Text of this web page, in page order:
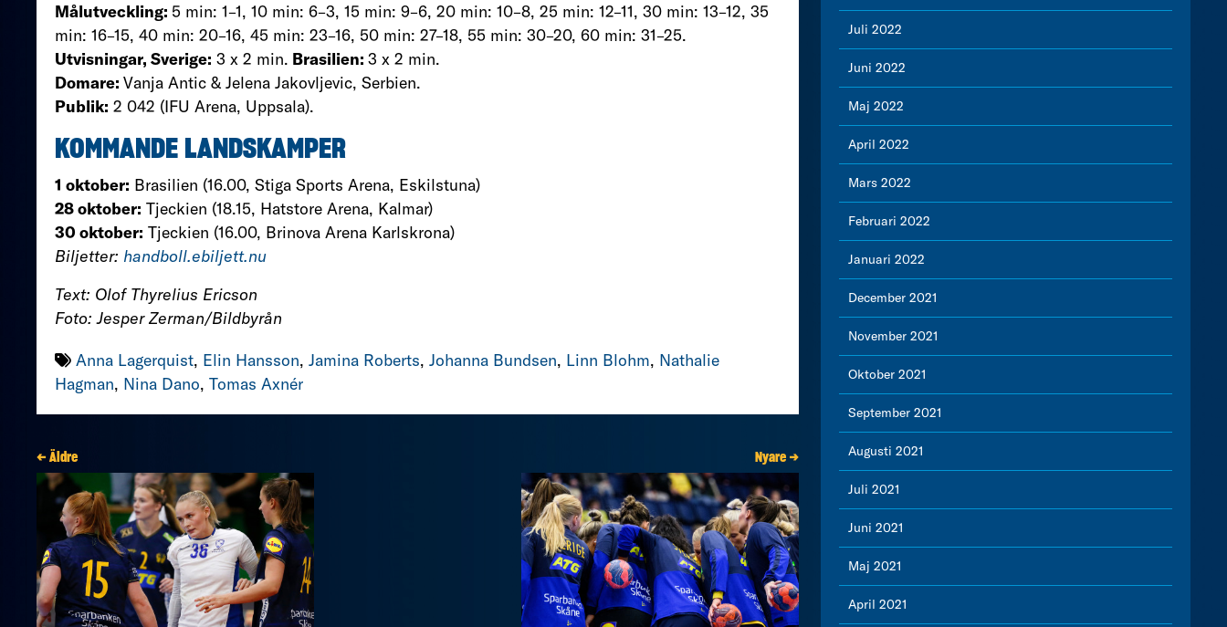
Målutveckling: 5 min: 1–1, 10 min: 6–3, 15 min: 9–6, 20 min: 10–8, 25 min: 12–11, 30 min: 13–12, 35
min: 16–15, 40 min: 20–16, 45 min: 23–16, 50 min: 27–18, 55 min: 30–20, 60 min: 31–25.
Utvisningar, Sverige: 3 x 2 min. Brasilien: 3 x 2 min.
Domare: Vanja Antic & Jelena Jakovljevic, Serbien.
Publik: 2 042 (IFU Arena, Uppsala).
KOMMANDE LANDSKAMPER
1 oktober: Brasilien (16.00, Stiga Sports Arena, Eskilstuna)
28 oktober: Tjeckien (18.15, Hatstore Arena, Kalmar)
30 oktober: Tjeckien (16.00, Brinova Arena Karlskrona)
Biljetter: handboll.ebiljett.nu
Text: Olof Thyrelius Ericson
Foto: Jesper Zerman/Bildbyrån
Anna Lagerquist, Elin Hansson, Jamina Roberts, Johanna Bundsen, Linn Blohm, Nathalie
Hagman, Nina Dano, Tomas Axnér
← Äldre Nyare →
Juli 2022
Juni 2022
Maj 2022
April 2022
Mars 2022
Februari 2022
Januari 2022
December 2021
November 2021
Oktober 2021
September 2021
Augusti 2021
Juli 2021
Juni 2021
Maj 2021
April 2021